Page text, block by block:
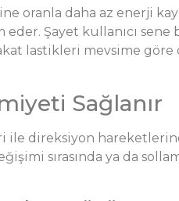
oranla daha az enerji
Şayet kullanıcı
lastikleri mevsime
Sağlanır
ile direksiyon
sırasında ya da